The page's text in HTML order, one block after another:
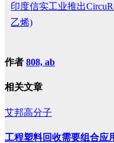
印度信实工业推出
乙烯)
作者 808, ab
相关文章
艾邦高分子
工程塑料回收需要组合应